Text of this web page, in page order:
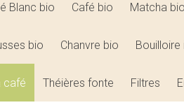
Blanc bio Café bio Matcha
bio Chanvre bio Bouilloire
café Théières fonte Filtres